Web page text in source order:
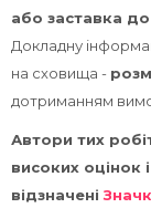
або заставка
Докладну
на сховища -
дотриманням
Автори тих
високих оцінок
відзначені